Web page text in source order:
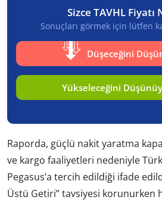
Sizce TAVHL Fiyatı
Sonuçları görmek için lütfen
Düşeceğini
Yükseleceğini
Raporda, güçlü nakit yaratma
ve kargo faaliyetleri nedeniyle Türk
Pegasus’a tercih edildiği ifade
Üstü Getiri” tavsiyesi korunurken